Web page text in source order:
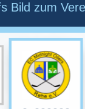
Bild zum